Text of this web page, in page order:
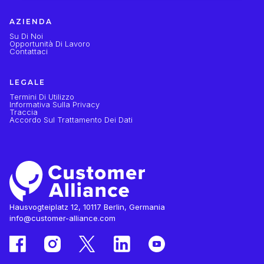
AZIENDA
Su Di Noi
Opportunità Di Lavoro
Contattaci
LEGALE
Termini Di Utilizzo
Informativa Sulla Privacy
Traccia
Accordo Sul Trattamento Dei Dati
Hausvogteiplatz 12, 10117 Berlin, Germania
info@customer-alliance.com